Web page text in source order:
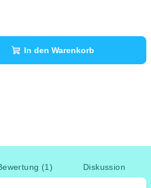
In den Warenkorb
(1) Diskussion